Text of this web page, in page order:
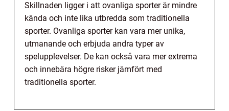
Skillnaden ligger i att ovanliga sporter är mindre
kända och inte lika utbredda som traditionella
sporter. Ovanliga sporter kan vara mer unika,
utmanande och erbjuda andra typer av
spelupplevelser. De kan också vara mer extrema
och innebära högre risker jämfört med
traditionella sporter.